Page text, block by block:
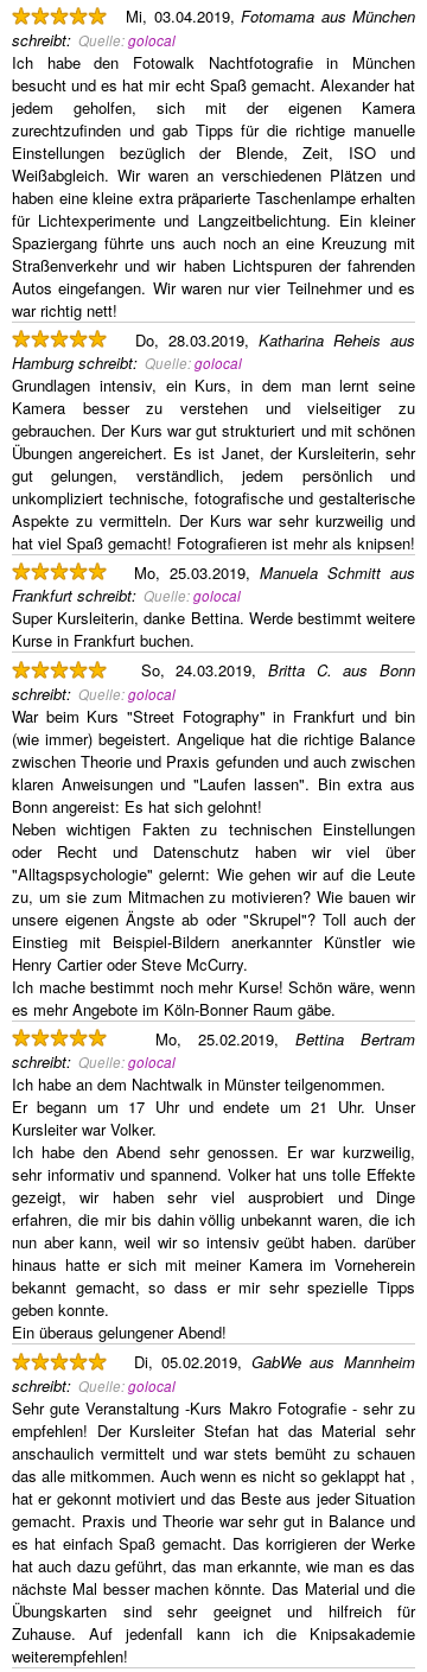
Mi, 03.04.2019,Fotomama aus München
schreibt: Quelle:golocal
Ich habe den Fotowalk Nachtfotografie in München
besucht und es hat mir echt Spaß gemacht. Alexander hat
jedem geholfen, sich mit der eigenen Kamera
zurechtzufinden und gab Tipps für die richtige manuelle
Einstellungen bezüglich der Blende, Zeit, ISO und
Weißabgleich. Wir waren an verschiedenen Plätzen und
haben eine kleine extra präparierte Taschenlampe erhalten
für Lichtexperimente und Langzeitbelichtung. Ein kleiner
Spaziergang führte uns auch noch an eine Kreuzung mit
Straßenverkehr und wir haben Lichtspuren der fahrenden
Autos eingefangen. Wir waren nur vier Teilnehmer und es
war richtig nett!
Do, 28.03.2019, Katharina Reheis aus
Hamburg schreibt: Quelle:golocal
Grundlagen intensiv, ein Kurs, in dem man lernt seine
Kamera besser zu verstehen und vielseitiger zu
gebrauchen. Der Kurs war gut strukturiert und mit schönen
Übungen angereichert. Es ist Janet, der Kursleiterin, sehr
gut gelungen, verständlich, jedem persönlich und
unkompliziert technische, fotografische und gestalterische
Aspekte zu vermitteln. Der Kurs war sehr kurzweilig und
hat viel Spaß gemacht! Fotografieren ist mehr als knipsen!
Mo, 25.03.2019,Manuela Schmitt aus
Frankfurt schreibt: Quelle:golocal
Super Kursleiterin, danke Bettina. Werde bestimmt weitere
Kurse in Frankfurt buchen.
So, 24.03.2019, Britta C. aus Bonn
schreibt: Quelle:golocal
War beim Kurs "Street Fotography" in Frankfurt und bin
(wie immer) begeistert. Angelique hat die richtige Balance
zwischen Theorie und Praxis gefunden und auch zwischen
klaren Anweisungen und "Laufen lassen". Bin extra aus
Bonn angereist: Es hat sich gelohnt!
Neben wichtigen Fakten zu technischen Einstellungen
oder Recht und Datenschutz haben wir viel über
"Alltagspsychologie" gelernt: Wie gehen wir auf die Leute
zu, um sie zum Mitmachen zu motivieren? Wie bauen wir
unsere eigenen Ängste ab oder "Skrupel"? Toll auch der
Einstieg mit Beispiel-Bildern anerkannter Künstler wie
Henry Cartier oder Steve McCurry.
Ich mache bestimmt noch mehr Kurse! Schön wäre, wenn
es mehr Angebote im Köln-Bonner Raum gäbe.
Mo, 25.02.2019,Bettina Bertram
schreibt: Quelle:golocal
Ich habe an dem Nachtwalk in Münster teilgenommen.
Er begann um 17 Uhr und endete um 21 Uhr. Unser
Kursleiter war Volker.
Ich habe den Abend sehr genossen. Er war kurzweilig,
sehr informativ und spannend. Volker hat uns tolle Effekte
gezeigt, wir haben sehr viel ausprobiert und Dinge
erfahren, die mir bis dahin völlig unbekannt waren, die ich
nun aber kann, weil wir so intensiv geübt haben. darüber
hinaus hatte er sich mit meiner Kamera im Vorneherein
bekannt gemacht, so dass er mir sehr spezielle Tipps
geben konnte.
Ein überaus gelungener Abend!
Di, 05.02.2019, GabWe aus Mannheim
schreibt: Quelle:golocal
Sehr gute Veranstaltung -Kurs Makro Fotografie - sehr zu
empfehlen! Der Kursleiter Stefan hat das Material sehr
anschaulich vermittelt und war stets bemüht zu schauen
das alle mitkommen. Auch wenn es nicht so geklappt hat ,
hat er gekonnt motiviert und das Beste aus jeder Situation
gemacht. Praxis und Theorie war sehr gut in Balance und
es hat einfach Spaß gemacht. Das korrigieren der Werke
hat auch dazu geführt, das man erkannte, wie man es das
nächste Mal besser machen könnte. Das Material und die
Übungskarten sind sehr geeignet und hilfreich für
Zuhause. Auf jedenfall kann ich die Knipsakademie
weiterempfehlen!